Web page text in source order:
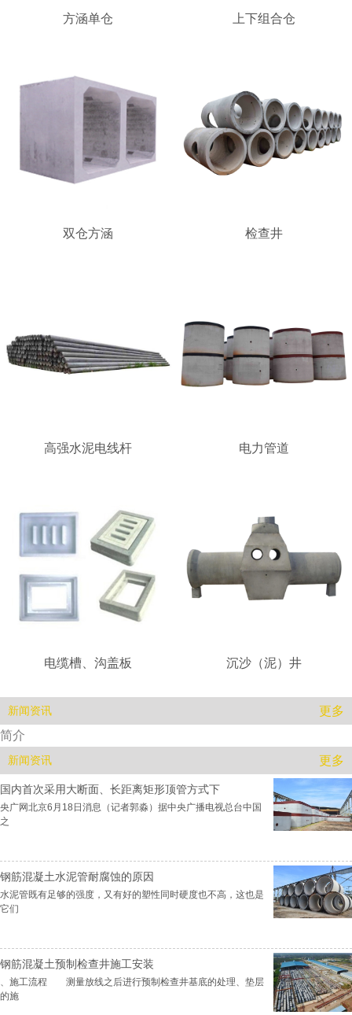
方涵单仓 上下组合仓
双仓方涵 检查井
高强水泥电线杆 电力管道
电缆槽、沟盖板 沉沙（泥）井
新闻资讯
更多
简介
新闻资讯 更多
国内首次采用大断面、长距离矩形顶管方式下
央广网北京6月18日消息（记者郭淼）据中央广播电视总台中国
之
钢筋混凝土水泥管耐腐蚀的原因
水泥管既有足够的强度，又有好的塑性同时硬度也不高，这也是
它们
钢筋混凝土预制检查井施工安装
、施工流程 测量放线之后进行预制检查井基底的处理、垫层
的施